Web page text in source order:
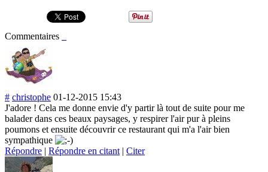
Commentaires
# christophe 01-12-2015 15:43
J'adore ! Cela me donne envie d'y partir là tout de suite pour me
balader dans ces beaux paysages, y respirer l'air pur à pleins
poumons et ensuite découvrir ce restaurant qui m'a l'air bien
sympathique
Répondre | Répondre en citant | Citer